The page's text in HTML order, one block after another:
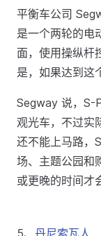
平衡车公司
是一个两轮的电
面，使用操纵杆
是，如果达到这
Segway 说，S-
观光车，不过实
还不能上马路，
场、主题公园和
或更晚的时间才
5、 丹尼索瓦人